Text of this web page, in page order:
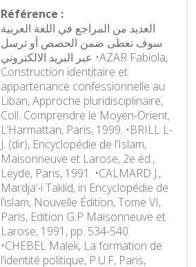
Référence :
العديد من المراجع في اللغة العربية
سوف تعطى ضمن الحصص أو ترسل
عبر البريد الالكتروني •AZAR Fabiola,
Construction identitaire et
appartenance confessionnelle au
Liban, Approche pluridisciplinaire,
Coll. Comprendre le Moyen-Orient,
L’Harmattan, Paris, 1999. •BRILL L-
J. (dir), Encyclopédie de l’Islam,
Maisonneuve et Larose, 2e éd.,
Leyde, Paris, 1991. •CALMARD J.,
Mardja‘-i Taklid, in Encyclopédie de
l’islam, Nouvelle Édition, Tome VI,
Paris, Edition G.P Maisonneuve et
Larose, 1991, pp. 534-540.
•CHEBEL Malek, La formation de
l’identité politique, P.U.F, Paris,